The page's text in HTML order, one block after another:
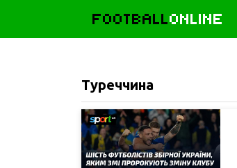
FOOTBALLONLINE
Туреччина